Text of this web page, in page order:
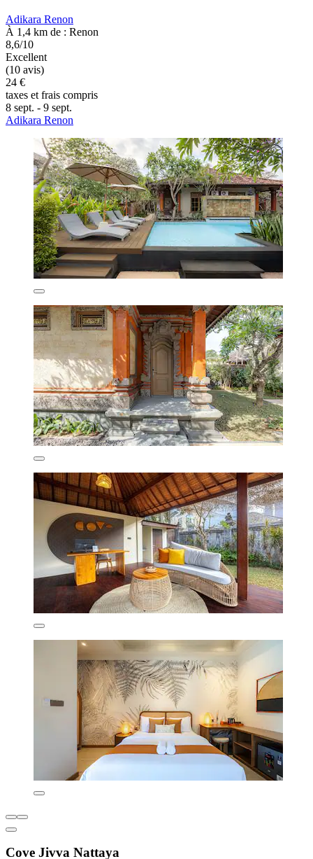
Adikara Renon
À 1,4 km de : Renon
8,6/10
Excellent
(10 avis)
24 €
taxes et frais compris
8 sept. - 9 sept.
Adikara Renon
Cove Jivva Nattaya